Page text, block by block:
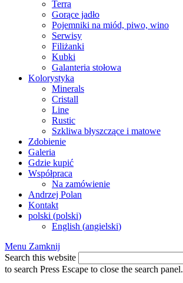
Terra
Gorące jadło
Pojemniki na miód, piwo, wino
Serwisy
Filiżanki
Kubki
Galanteria stołowa
Kolorystyka
Minerals
Cristall
Line
Rustic
Szkliwa błyszczące i matowe
Zdobienie
Galeria
Gdzie kupić
Współpraca
Na zamówienie
Andrzej Polan
Kontakt
polski (polski)
English (angielski)
Menu Zamknij
Search this website
to search Press Escape to close the search panel.